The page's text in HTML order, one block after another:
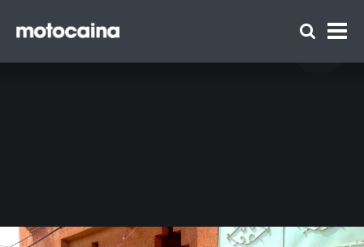
Into the dust: podróż Marty Kondrackiej
dookoła Maroka na motocyklu - zdjęcie 154